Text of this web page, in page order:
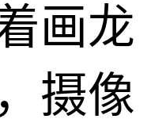
画龙
摄像